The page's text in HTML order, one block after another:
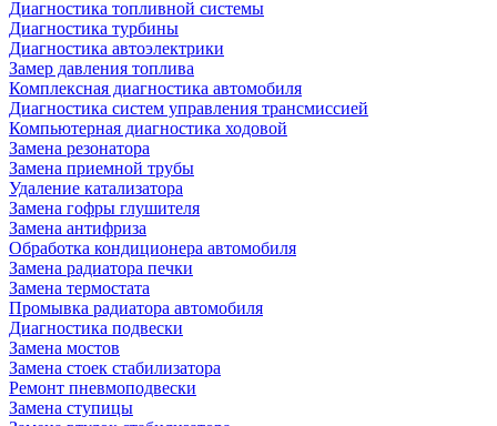
Диагностика топливной системы
Диагностика турбины
Диагностика автоэлектрики
Замер давления топлива
Комплексная диагностика автомобиля
Диагностика систем управления трансмиссией
Компьютерная диагностика ходовой
Замена резонатора
Замена приемной трубы
Удаление катализатора
Замена гофры глушителя
Замена антифриза
Обработка кондиционера автомобиля
Замена радиатора печки
Замена термостата
Промывка радиатора автомобиля
Диагностика подвески
Замена мостов
Замена стоек стабилизатора
Ремонт пневмоподвески
Замена ступицы